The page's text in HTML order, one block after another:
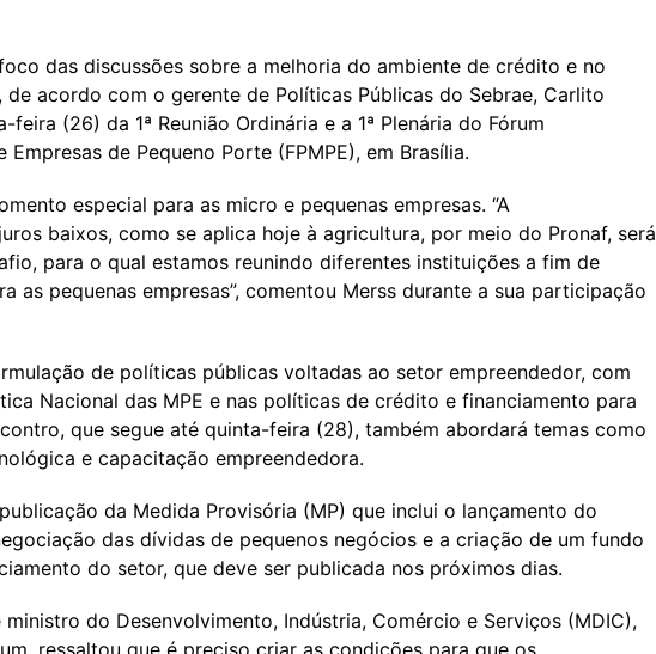
das discussões sobre a melhoria do ambiente de crédito e no
acordo com o gerente de Políticas Públicas do Sebrae, Carlito
(26) da 1ª Reunião Ordinária e a 1ª Plenária do Fórum
de Pequeno Porte (FPMPE), em Brasília.
especial para as micro e pequenas empresas. “A
baixos, como se aplica hoje à agricultura, por meio do Pronaf, será
para o qual estamos reunindo diferentes instituições a fim de
as pequenas empresas”, comentou Merss durante a sua participação
de políticas públicas voltadas ao setor empreendedor, com
Nacional das MPE e nas políticas de crédito e financiamento para
que segue até quinta-feira (28), também abordará temas como
e capacitação empreendedora.
da Medida Provisória (MP) que inclui o lançamento do
das dívidas de pequenos negócios e a criação de um fundo
do setor, que deve ser publicada nos próximos dias.
do Desenvolvimento, Indústria, Comércio e Serviços (MDIC),
ressaltou que é preciso criar as condições para que os